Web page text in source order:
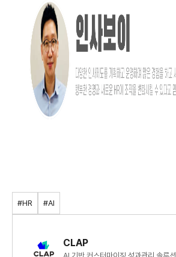
#HR #AI
CLAP